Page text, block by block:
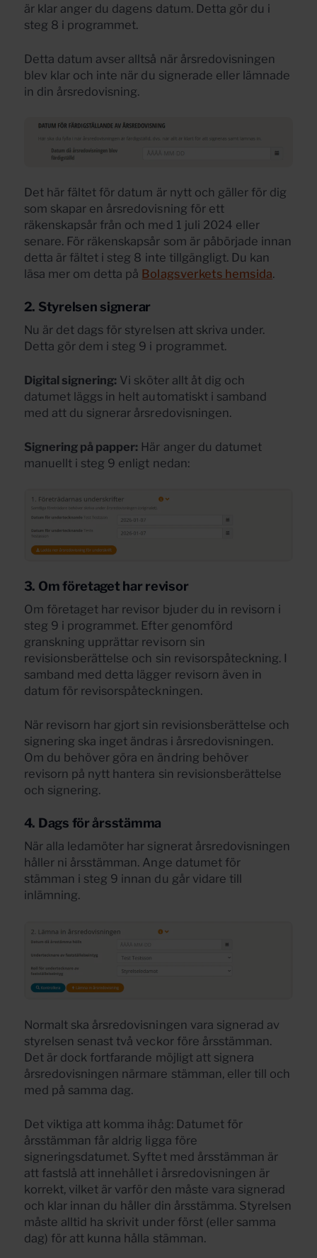
är klar anger du dagens datum. Detta gör du i
steg 8 i programmet.
Detta datum avser alltså när årsredovisningen
blev klar och inte när du signerade eller lämnade
in din årsredovisning.
Det här fältet för datum är nytt och gäller för dig
som skapar en årsredovisning för ett
räkenskapsår från och med 1 juli 2024 eller
senare. För räkenskapsår som är påbörjade innan
detta är fältet i steg 8 inte tillgängligt. Du kan
läsa mer om detta på Bolagsverkets hemsida.
2. Styrelsen signerar
Nu är det dags för styrelsen att skriva under.
Detta gör dem i steg 9 i programmet.
Digital signering: Vi sköter allt åt dig och
datumet läggs in helt automatiskt i samband
med att du signerar årsredovisningen.
Signering på papper: Här anger du datumet
manuellt i steg 9 enligt nedan:
3. Om företaget har revisor
Om företaget har revisor bjuder du in revisorn i
steg 9 i programmet. Efter genomförd
granskning upprättar revisorn sin
revisionsberättelse och sin revisorspåteckning. I
samband med detta lägger revisorn även in
datum för revisorspåteckningen.
När revisorn har gjort sin revisionsberättelse och
signering ska inget ändras i årsredovisningen.
Om du behöver göra en ändring behöver
revisorn på nytt hantera sin revisionsberättelse
och signering.
4. Dags för årsstämma
När alla ledamöter har signerat årsredovisningen
håller ni årsstämman. Ange datumet för
stämman i steg 9 innan du går vidare till
inlämning.
Normalt ska årsredovisningen vara signerad av
styrelsen senast två veckor före årsstämman.
Det är dock fortfarande möjligt att signera
årsredovisningen närmare stämman, eller till och
med på samma dag.
Det viktiga att komma ihåg: Datumet för
årsstämman får aldrig ligga före
signeringsdatumet. Syftet med årsstämman är
att fastslå att innehållet i årsredovisningen är
korrekt, vilket är varför den måste vara signerad
och klar innan du håller din årsstämma. Styrelsen
måste alltid ha skrivit under först (eller samma
dag) för att kunna hålla stämman.